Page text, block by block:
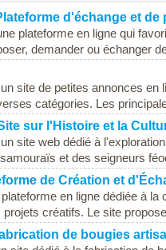
d'échange et de
plateforme en ligne qui
demander ou échanger
site de petites annonces
catégories. Les
sur l'Histoire et la
site web dédié à
et des seigneurs
de Création et
en ligne dédiée à
projets créatifs. Le site
de bougies